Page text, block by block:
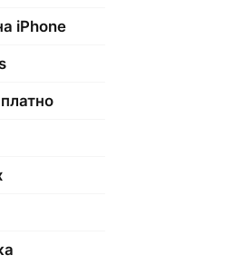
iPhone